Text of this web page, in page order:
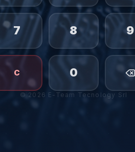
7 8 9
C 0
© 2026 E-Team Tecnology Srl